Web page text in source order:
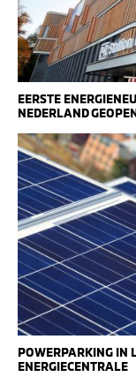
EERSTE
NEDERLAND
POWERPARKING IN
ENERGIECENTRALE